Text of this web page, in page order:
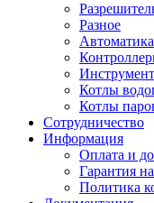
Разное
Автоматика
Котлы
Котлы
Сотрудничество
Информация
Оплата и
Гарантия
Политика